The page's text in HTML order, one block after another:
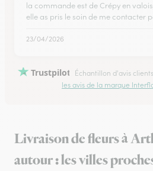
la commande est de Crépy en
elle as pris le soin de me contacter
23/04/2026
Trustpilot Échantillon d'avis
les avis de la marque
Livraison de fleurs à
autour : les villes